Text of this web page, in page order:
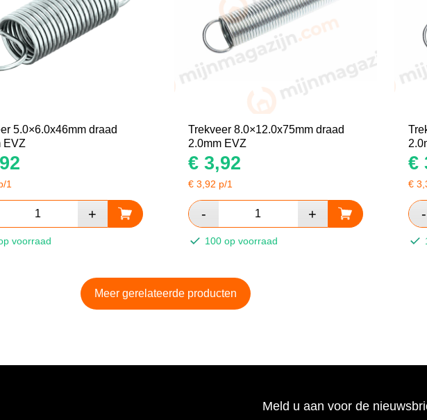
5.0×6.0x46mm draad
EVZ
1
voorraad
Trekveer 8.0×12.0x75mm draad
2.0mm EVZ
€3,92
€ 3,92 p/1
100 op voorraad
€
€
Meer gerelateerde producten
Meld u aan voor de